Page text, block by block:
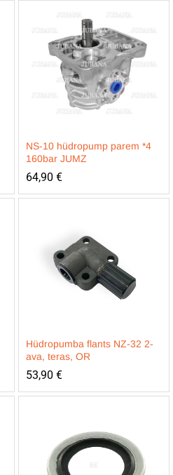
NS-10 hüdropump parem *4
160bar JUMZ
64,90 €
Hüdropumba flants NZ-32 2-
ava, teras, OR
53,90 €